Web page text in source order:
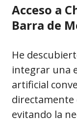
Acceso a
Barra de
He
integrar una
artificial
directamente
evitando la